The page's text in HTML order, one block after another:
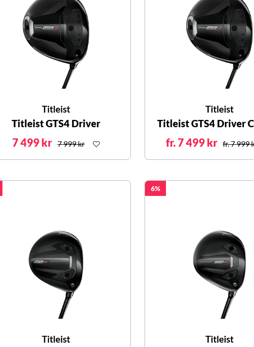
Titleist
Titleist GTS4 Driver
7 499 kr 7 999 kr
Titleist
Titleist GTS4 Driver
fr. 7 499 kr fr. 7 999
Titleist
6
Titleist